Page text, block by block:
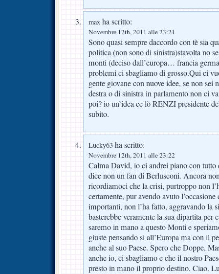
max ha scritto:
Novembre 12th, 2011 alle 23:21
Sono quasi sempre daccordo con tè sia
politica (non sono di sinistra)stavolta no
monti (deciso dall’europa… francia
problemi ci sbagliamo di grosso.Qui ci
gente giovane con nuove idee, se non
destra o di sinistra in parlamento non ci
poi? io un’idea ce lò RENZI presidente
subito.
Lucky63 ha scritto:
Novembre 12th, 2011 alle 23:22
Calma David, io ci andrei piano con
dice non un fan di Berlusconi. Ancora
ricordiamoci che la crisi, purtroppo non
certamente, pur avendo avuto
importanti, non l’ha fatto, aggravando la
basterebbe veramente la sua dipartita per
saremo in mano a questo Monti e
giuste pensando si all’Europa ma con il
anche al suo Paese. Spero che Doppe,
anche io, ci sbagliamo e che il nostro
presto in mano il proprio destino. Ciao.